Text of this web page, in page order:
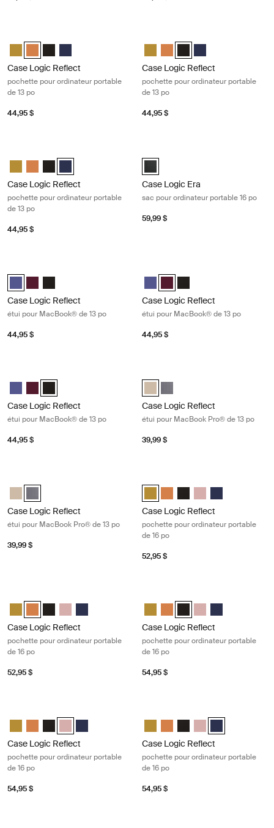
Case Logic Reflect 13" Laptop Sleeve Dim Gold
Case Logic Reflect 13" Laptop Sleeve Luscious Orange
Case Logic Reflect 13" Laptop Sleeve Noir
Case Logic Reflect 13" Laptop Sleeve Dark Blue
Case Logic Reflect
pochette pour ordinateur portable
de 13 po
44,95 $
Case Logic Reflect 13" Laptop
Case Logic Reflect 13"
Case Logic Reflect 13"
Case Logic Reflect
Case Logic Reflect
pochette pour ordinateur portable
de 13 po
44,95 $
Case Logic Reflect 13" Laptop Sleeve Dim Gold
Case Logic Reflect 13" Laptop Sleeve Luscious Orange
Case Logic Reflect 13" Laptop Sleeve Noir
Case Logic Reflect 13" Laptop Sleeve Dark Blue
Case Logic Reflect
pochette pour ordinateur portable
de 13 po
44,95 $
Case Logic Era 16" Laptop Bag
Case Logic Era
sac pour ordinateur portable 16 po
59,99 $
Case Logic Reflect 13" MacBook® Sleeve Pourpre concentré
Case Logic Reflect 13" MacBook® Sleeve Rouge nuancé
Case Logic Reflect 13" MacBook® Sleeve Noir
Case Logic Reflect
étui pour MacBook® de 13 po
44,95 $
Case Logic Reflect 13"
Case Logic Reflect 13"
Case Logic Reflect 13"
Case Logic Reflect
étui pour MacBook® de 13 po
44,95 $
Case Logic Reflect 13" MacBook® Sleeve Pourpre concentré
Case Logic Reflect 13" MacBook® Sleeve Rouge nuancé
Case Logic Reflect 13" MacBook® Sleeve Noir (selected)
Case Logic Reflect
étui pour MacBook® de 13 po
44,95 $
Case Logic Reflect 13" MacBook
Case Logic Reflect 13"
Case Logic Reflect
étui pour MacBook Pro® de 13 po
39,99 $
Case Logic Reflect 13" MacBook Pro® Sleeve Plaza Taupe/Sun-Lime
Case Logic Reflect 13" MacBook Pro® Sleeve Grahite (selected)
Case Logic Reflect
étui pour MacBook Pro® de 13 po
39,99 $
Case Logic Reflect 16" Laptop
Case Logic Reflect 16"
Case Logic Reflect 16"
Case Logic Reflect
Case Logic
Case Logic Reflect
pochette pour ordinateur portable
de 16 po
52,95 $
Case Logic Reflect 16" Laptop Sleeve Dim Gold
Case Logic Reflect 16" Laptop Sleeve Luscious Orange
Case Logic Reflect 16" Laptop Sleeve Noir
Case Logic Reflect 16" Laptop Sleeve Zephyr rose/
Case Logic Reflect 16" Laptop Sleeve Dark Blue
Case Logic Reflect
pochette pour ordinateur portable
de 16 po
52,95 $
Case Logic Reflect 16" Laptop
Case Logic Reflect 16"
Case Logic Reflect 16"
Case Logic Reflect
Case Logic
Case Logic Reflect
pochette pour ordinateur portable
de 16 po
54,95 $
Case Logic Reflect 16" Laptop Sleeve Dim Gold
Case Logic Reflect 16" Laptop Sleeve Luscious Orange
Case Logic Reflect 16" Laptop Sleeve Noir
Case Logic Reflect 16" Laptop Sleeve Zephyr rose/
Case Logic Reflect 16" Laptop Sleeve Dark Blue
Case Logic Reflect
pochette pour ordinateur portable
de 16 po
54,95 $
Case Logic Reflect 16" Laptop
Case Logic Reflect 16"
Case Logic Reflect 16"
Case Logic Reflect
Case Logic
Case Logic Reflect
pochette pour ordinateur portable
de 16 po
54,95 $